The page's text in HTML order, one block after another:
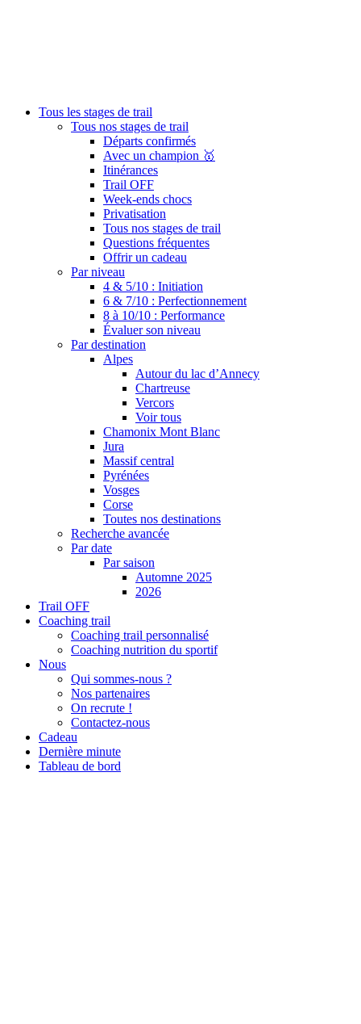
Tous les stages de trail
Tous nos stages de trail
Départs confirmés
Avec un champion 🥇
Itinérances
Trail OFF
Week-ends chocs
Privatisation
Tous nos stages de trail
Questions fréquentes
Offrir un cadeau
Par niveau
4 & 5/10 : Initiation
6 & 7/10 : Perfectionnement
8 à 10/10 : Performance
Évaluer son niveau
Par destination
Alpes
Autour du lac d’Annecy
Chartreuse
Vercors
Voir tous
Chamonix Mont Blanc
Jura
Massif central
Pyrénées
Vosges
Corse
Toutes nos destinations
Recherche avancée
Par date
Par saison
Automne 2025
2026
Trail OFF
Coaching trail
Coaching trail personnalisé
Coaching nutrition du sportif
Nous
Qui sommes-nous ?
Nos partenaires
On recrute !
Contactez-nous
Cadeau
Dernière minute
Tableau de bord